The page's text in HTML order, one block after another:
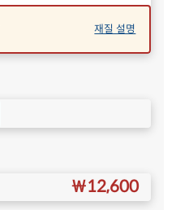
재질 설명
￦12,600